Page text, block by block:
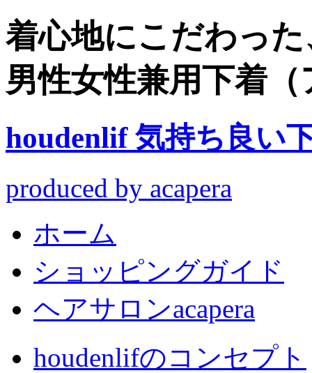
着心地にこだわっ
男性女性兼用下着
houdenlif 気持ち良い
produced by acapera
ホーム
ショッピングガイド
ヘアサロンacapera
houdenlifのコンセプト